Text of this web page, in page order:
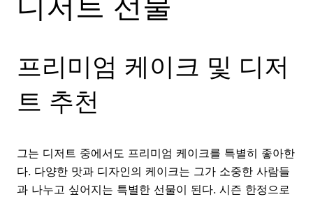
프리미엄 케이크 및 디저
트 추천
그는 디저트 중에서도 프리미엄 케이크를 특별히 좋아한
다. 다양한 맛과 디자인의 케이크는 그가 소중한 사람들
과 나누고 싶어지는 특별한 선물이 된다. 시즌 한정으로